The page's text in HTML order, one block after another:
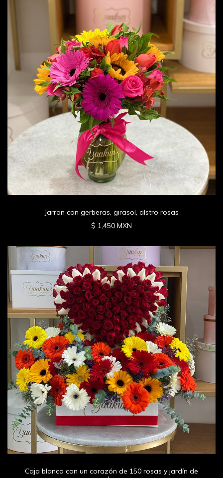
Jarron con gerberas, girasol, alstro rosas
$ 1,450 MXN
Caja blanca con un corazón de 150 rosas y jardín de